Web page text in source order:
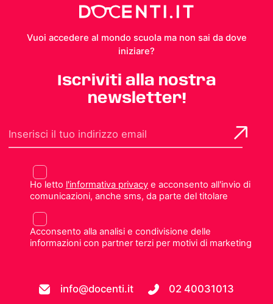
Vuoi accedere al mondo scuola ma non sai da dove
iniziare?
Iscriviti alla nostra
newsletter!
Ho letto l'informativa privacye acconsento all'invio di
comunicazioni, anche sms, da parte del titolare
Acconsento alla analisi e condivisione delle
informazioni con partner terzi per motivi di marketing
info@docenti.it 02 40031013